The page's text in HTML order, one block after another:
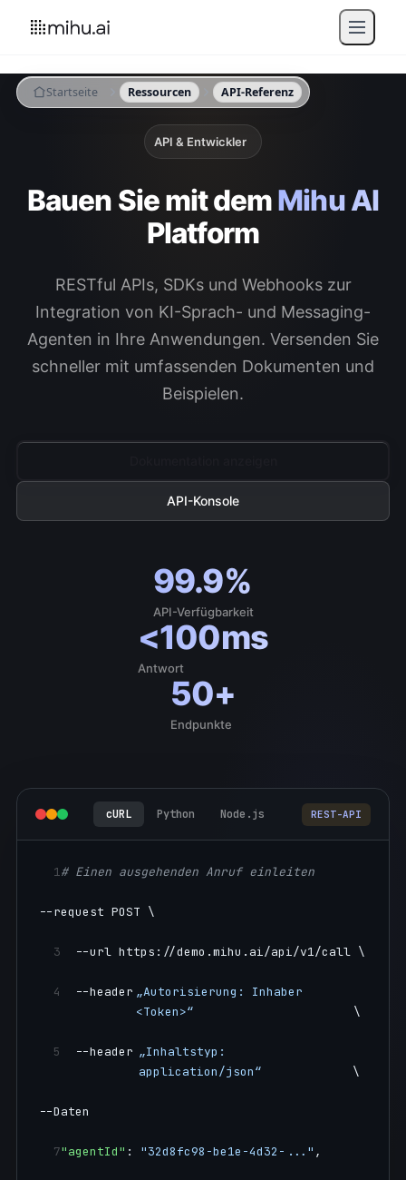
Startseite Ressourcen API-Referenz
API & Entwickler
Bauen Sie mit demMihu AI
Platform
RESTful APIs, SDKs und Webhooks zur
Integration von KI-Sprach- und Messaging-
Agenten in Ihre Anwendungen. Versenden Sie
schneller mit umfassenden Dokumenten und
Beispielen.
API-Konsole
99.9%
API-Verfügbarkeit
<100ms
Antwort
50+
Endpunkte
cURL Python Node.js REST-API
1# Einen ausgehenden Anruf einleiten
--request POST \
3
  --url https://demo.mihu.ai/api/v1/call \
4
  --header
„Autorisierung: Inhaber
<Token>“
\
5
  --header
„Inhaltstyp:
application/json“
\
--Daten
7"agentId" : "32d8fc98-be1e-4d32-..." ,